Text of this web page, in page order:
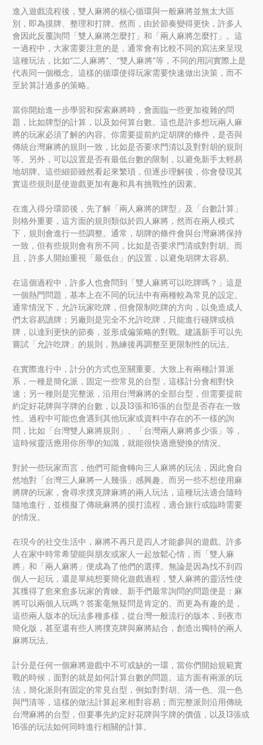
進入遊戲流程後，雙人麻將的核心循環與一般麻將並無太大區
別，即為摸牌、整理和打牌。然而，由於節奏變得更快，許多人
會因此反覆詢問「雙人麻將怎麼打」和「兩人麻將怎麼打」。這
一過程中，大家需要注意的是，通常會有比較不同的寫法來呈現
這種玩法，比如“二人麻將”、“雙人麻將”等，不同的用詞實際上是
代表同一個概念。這樣的循環使得玩家需要快速做出決策，而不
至於算計過多的策略。
當你開始進一步學習和探索麻將時，會面臨一些更加複雜的問
題，比如牌型的計算，以及如何算台數。這也是許多想玩兩人麻
將的玩家必須了解的內容。你需要提前約定胡牌的條件，是否與
傳統台灣麻將的規則一致，比如是否要求門清以及對對胡的規則
等。另外，可以設置是否有最低台數的限制，以避免新手太輕易
地胡牌。這些細節雖然看起來繁瑣，但逐步理解後，你會發現其
實這些規則是使遊戲更加有趣和具有挑戰性的因素。
在進入得分環節後，先了解「兩人麻將的牌型」及「台數計算」
則格外重要，這方面的規則類似於四人麻將，然而在兩人模式
下，規則會進行一些調整。通常，胡牌的條件會與台灣麻將保持
一致，但有些規則會有所不同，比如是否要求門清或對對胡。而
且，許多人開始重視「最低台」的設置，以避免胡牌太容易。
在這個過程中，許多人也會問到「雙人麻將可以吃牌嗎？」這是
一個熱門問題，基本上在不同的玩法中有兩種較為常見的設定。
通常情況下，允許玩家吃牌，但會限制吃牌的方向，以免造成人
們太容易讀牌；另廠則是完全不允許吃牌，只能進行碰牌或槓
牌，以達到更快的節奏，並形成偏策略的對戰。建議新手可以先
嘗試「允許吃牌」的規則，熟練後再調整至更限制性的玩法。
在實際進行中，計分的方式也至關重要。大致上有兩種計算派
系，一種是簡化派，固定一些常見的台型，這樣計分會相對快
速；另一種則是完整派，沿用台灣麻將的全部台型，但需要提前
約定好花牌與字牌的台數，以及13張和16張的台型是否存在一致
性。過程中可能也會遇到其他玩家或資料中存在的不一樣的詢
問，比如「台灣雙人麻將規則」、「台灣兩人麻將多少張」等，
這時候靈活應用你所學的知識，就能很快適應變換的情況。
對於一些玩家而言，他們可能會轉向三人麻將的玩法，因此會自
然地對「台灣三人麻將一人幾張」感興趣。而另一些不想使用麻
將牌的玩家，會尋求撲克牌麻將的兩人玩法，這種玩法適合隨時
隨地進行，並模擬了傳統麻將的摸打流程，適合旅行或臨時需要
的情況。
在現今的社交生活中，麻將不再只是四人才能參與的遊戲。許多
人在家中時常希望能與朋友或家人一起放鬆心情，而「雙人麻
將」和「兩人麻將」便成為了他們的選擇。無論是因為找不到四
個人一起玩，還是單純想要簡化遊戲過程，雙人麻將的靈活性使
其獲得了愈來愈多玩家的青睞。新手們最常詢問的問題便是：麻
將可以兩個人玩嗎？答案毫無疑問是肯定的。而更為有趣的是，
這些兩人版本的玩法多種多樣，從台灣一般流行的版本，到夜市
簡化版，甚至還有些人將撲克牌與麻將結合，創造出獨特的兩人
麻將玩法。
計分是任何一個麻將遊戲中不可或缺的一環，當你們開始規範實
戰的時候，面對的就是如何計算台數的問題。這方面有兩派的玩
法，簡化派則有固定的常見台型，例如對對胡、清一色、混一色
與門清等，這樣的做法計算起來相對容易；而完整派則沿用傳統
台灣麻將的台型，但要事先約定好花牌與字牌的價值，以及13張或
16張的玩法如何同時進行相關的計算。